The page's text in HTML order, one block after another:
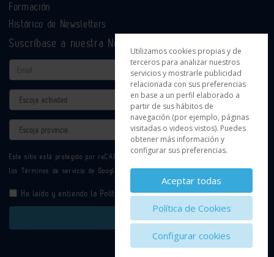
Formación
Histórico de Newsletters
Suscríbase a nuestra Newsletter
Email
Actividad
Provincia
Este sitio está protegido por reCAPTCHA y se aplican la
los Términos de servicio de Google.
He leído y entiendo la Política de Privacidad
Enviar
Utilizamos cookies propias y de
terceros para analizar nuestros
servicios y mostrarle publicidad
relacionada con sus preferencias
en base a un perfil elaborado a
partir de sus hábitos de
navegación (por ejemplo, páginas
visitadas o videos vistos). Puedes
obtener más información y
configurar sus preferencias.
Aceptar todas
Política de Cookies
Configurar cookies